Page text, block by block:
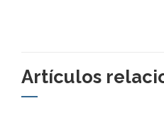
Artículos